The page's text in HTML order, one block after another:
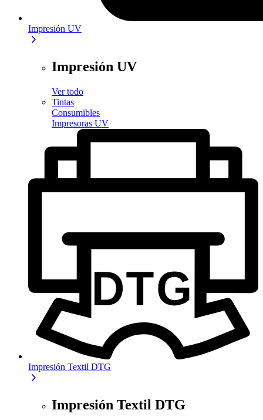
Impresión UV
Impresión UV
Ver todo
Tintas
Consumibles
Impresoras UV
Impresión Textil DTG
Impresión Textil DTG